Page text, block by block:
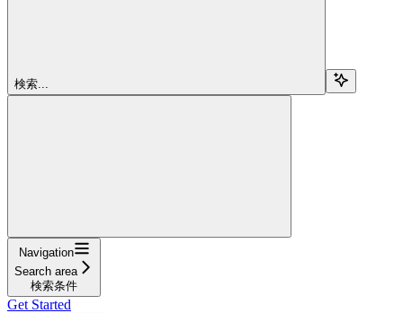
検索...
Navigation
Search area
検索条件
Get Started